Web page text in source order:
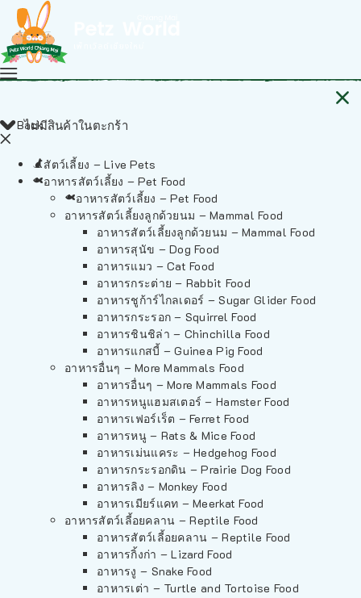
ไม่มีสินค้าในตะกร้า
Back
สัตว์เลี้ยง – Live Pets
อาหารสัตว์เลี้ยง – Pet Food
อาหารสัตว์เลี้ยง – Pet Food
อาหารสัตว์เลี้ยงลูกด้วยนม – Mammal Food
อาหารสัตว์เลี้ยงลูกด้วยนม – Mammal Food
อาหารสุนัข – Dog Food
อาหารแมว – Cat Food
อาหารกระต่าย – Rabbit Food
อาหารชูก้าร์ไกลเดอร์ – Sugar Glider Food
อาหารกระรอก – Squirrel Food
อาหารชินชิล่า – Chinchilla Food
อาหารแกสบี้ – Guinea Pig Food
อาหารอื่นๆ – More Mammals Food
อาหารอื่นๆ – More Mammals Food
อาหารหนูแฮมสเตอร์ – Hamster Food
อาหารเฟอร์เร็ต – Ferret Food
อาหารหนู – Rats & Mice Food
อาหารเม่นแคระ – Hedgehog Food
อาหารกระรอกดิน – Prairie Dog Food
อาหารลิง – Monkey Food
อาหารเมียร์แคท – Meerkat Food
อาหารสัตว์เลี้อยคลาน – Reptile Food
อาหารสัตว์เลี้อยคลาน – Reptile Food
อาหารกิ้งก่า – Lizard Food
อาหารงู – Snake Food
อาหารเต่า – Turtle and Tortoise Food